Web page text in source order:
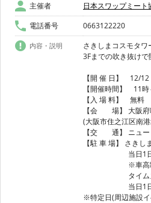
主催者
日本スワップミート
電話番号
0663122220
内容・説明
さきしまコスモタ
3Fまでの吹き抜け
【開 催 日】 12/12
【開催時間】 11
【入 場 料】 無料
【会 場】 大阪府
(大阪市住之江区南
【交 通】 ニュー
【駐 車 場】 さき
当日1日最大
※車高制限
タイムズコス
当日1日最大
※特定日(周辺施設